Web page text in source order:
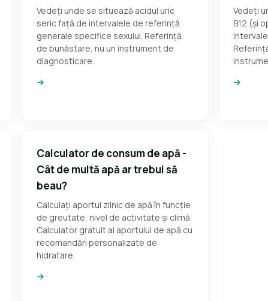
Vedeți unde se situează acidul uric
seric față de intervalele de referință
generale specifice sexului. Referință
de bunăstare, nu un instrument de
diagnosticare.
→
Vedeți
B12 (și
→
Calculator de consum de apă -
Cât de multă apă ar trebui să
beau?
Calculați aportul zilnic de apă în funcție
de greutate, nivel de activitate și climă.
Calculator gratuit al aportului de apă cu
recomandări personalizate de
hidratare.
→